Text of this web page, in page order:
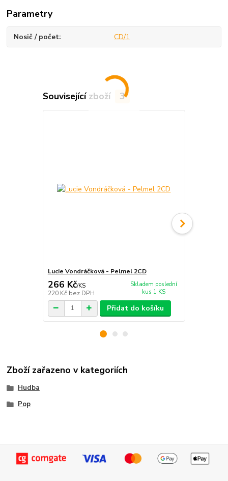
Parametry
Nosič / počet CD/1
Související zboží 3
Lucie Vondráčková - Pelmel 2CD
266 Kč/KS
220 Kč bez DPH
Skladem poslední
kus 1 KS
Přidat do košíku
Zboží zařazeno v kategoriích
Hudba
Pop